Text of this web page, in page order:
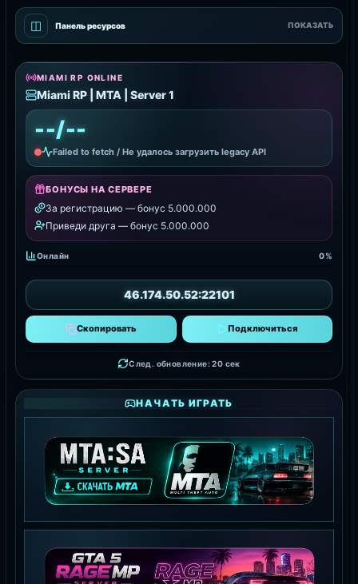
◫ Панель ресурсов ПОКАЗАТЬ
MIAMI RP ONLINE
Miami RP | MTA | Server 1
--/--
Failed to fetch / Не удалось загрузить legacy API
БОНУСЫ НА СЕРВЕРЕ
За регистрацию — бонус 5.000.000
Приведи друга — бонус 5.000.000
Онлайн 0%
46.174.50.52:22101
Скопировать Подключиться
След. обновление: 17 сек
НАЧАТЬ ИГРАТЬ
MTA:SA SERVER
СКАЧАТЬ MTA